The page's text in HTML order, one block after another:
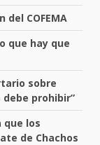
COFEMA
que hay que
sobre
prohibir”
que los
de Chachos